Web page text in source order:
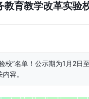
教育教学改革实验
校”名单！公示期为1月2日
容。